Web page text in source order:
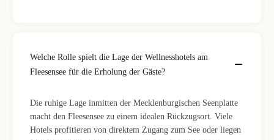
Welche Rolle spielt die Lage der Wellnesshotels am
Fleesensee für die Erholung der Gäste?
Die ruhige Lage inmitten der Mecklenburgischen Seenplatte
macht den Fleesensee zu einem idealen Rückzugsort. Viele
Hotels profitieren von direktem Zugang zum See oder liegen